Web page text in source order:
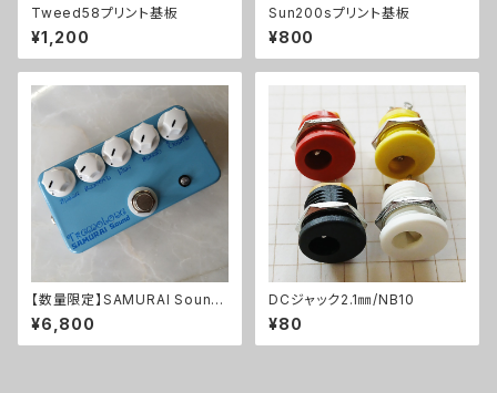
Tweed58プリント基板
¥1,200
Sun200sプリント基板
¥800
【数量限定】SAMURAI Sound
Tremoloneキット
¥6,800
DCジャック2.1㎜/NB10
¥80